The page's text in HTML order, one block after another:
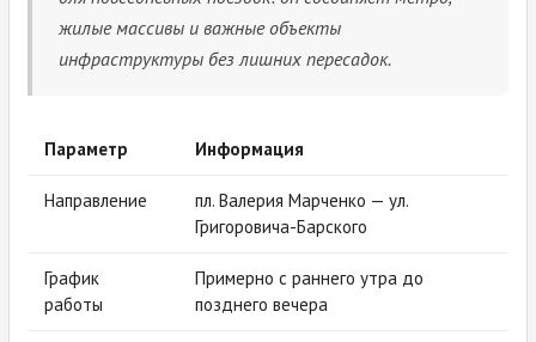
жилые массивы и важные объекты
инфраструктуры без лишних пересадок.
Параметр Информация
Направление
пл. Валерия Марченко — ул.
Григоровича-Барского
График
работы
Примерно с раннего утра до
позднего вечера